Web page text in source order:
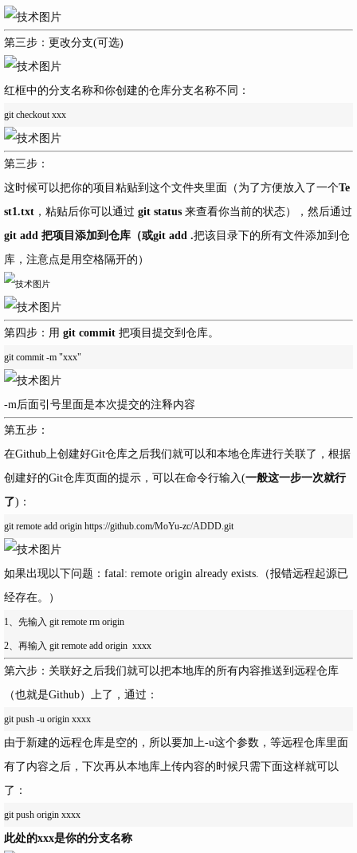
第三步：更改分支(可选)
红框中的分支名称和你创建的仓库分支名称不同：
第三步：
这时候可以把你的项目粘贴到这个文件夹里面（为了方便放入了一个Te
st1.txt ，粘贴后你可以通过 git status 来查看你当前的状态），然后通过
git add 把项目添加到仓库（或git add .把该目录下的所有文件添加到仓
库，注意点是用空格隔开的）
第四步：用 git commit 把项目提交到仓库。
-m后面引号里面是本次提交的注释内容
第五步：
在Github上创建好Git仓库之后我们就可以和本地仓库进行关联了，根据
创建好的Git仓库页面的提示，可以在命令行输入(一般这一步一次就行
了)：
如果出现以下问题：fatal: remote origin already exists.（报错远程起源已
经存在。）
1、先输入 git remote rm origin
第六步：关联好之后我们就可以把本地库的所有内容推送到远程仓库
（也就是Github）上了，通过：
由于新建的远程仓库是空的，所以要加上-u这个参数，等远程仓库里面
有了内容之后，下次再从本地库上传内容的时候只需下面这样就可以
了：
此处的xxx是你的分支名称